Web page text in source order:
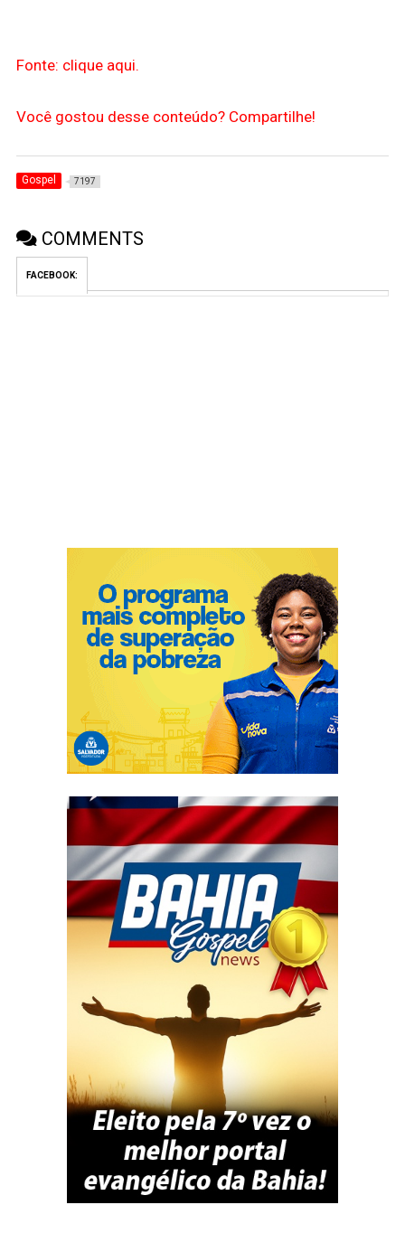
Fonte: clique aqui.
Você gostou desse conteúdo? Compartilhe!
Gospel 7197
COMMENTS
FACEBOOK: